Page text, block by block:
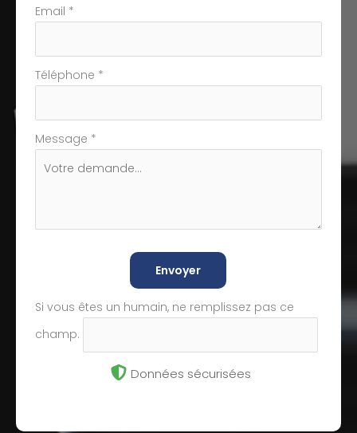
Email *
Téléphone *
Message *
Envoyer
Si vous êtes un humain, ne remplissez pas ce
champ.
Données sécurisées